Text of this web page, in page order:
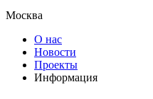
Москва
О нас
Новости
Проекты
Информация